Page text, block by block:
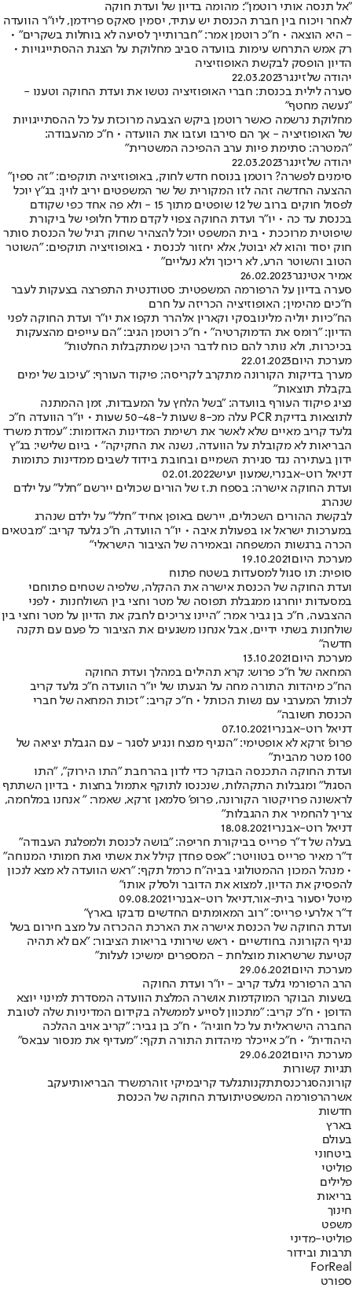
"אל תנסה אותי רוטמן": מהומה בדיון של ועדת חוקה
לאחר ויכוח בין חברת הכנסת יש עתיד, יסמין סאקס פרידמן, ליו"ר הוועדה
- היא הוצאה • ח"כ רוטמן אמר: "חברותייך לסיעה לא בוחלות בשקרים" •
רק אמש התרחש עימות בוועדה סביב מחלוקת על הצגת ההסתייגויות •
הדיון הופסק לבקשת האופוזיציה
יהודה שלזינגר22.03.2023
סערה לילית בכנסת: חברי האופוזיציה נטשו את ועדת החוקה וטענו -
"נעשה מחטף"
מחלוקת נרשמה כאשר רוטמן ביקש הצבעה מרוכזת על כל ההסתייגויות
של האופוזיציה - אך הם סירבו ועזבו את הוועדה • ח"כ מהעבודה:
"המטרה: סתימת פיות ערב ההפיכה המשטרית"
יהודה שלזינגר22.03.2023
סימנים לפשרה? רוטמן בנוסח חדש לחוק, באופוזיציה תוקפים: "זה ספין"
ההצעה החדשה זהה לזו המקורית של שר המשפטים יריב לוין: בג"ץ יוכל
לפסול חוקים ברוב של 12 שופטים מתוך 15 - ולא פה אחד כפי שקודם
בכנסת עד כה • יו"ר ועדת החוקה צפוי לקדם מודל חלופי של ביקורת
שיפוטית מרוככת • בית המשפט יוכל להצהיר שחוק רגיל של הכנסת סותר
חוק יסוד והוא לא יבוטל, אלא יחזור לכנסת • באופוזיציה תוקפים: "השוטר
הטוב והשוטר הרע, לא ריכוך ולא נעליים"
אמיר אטינגר26.02.2023
סערה בדיון על הרפורמה המשפטית: סטודנטית התפרצה בצעקות לעבר
ח"כים מהימין; האופוזיציה הכריזה על חרם
הח"כיות יוליה מלינובסקי וקארין אלהרר תקפו את יו"ר ועדת החוקה לפני
הדיון: "רומס את הדמוקרטיה" • ח"כ רוטמן הגיב: "הם עייפים מהצעקות
בכיכרות, ולא נותר להם כוח לדבר היכן שמתקבלות החלטות"
מערכת היום22.01.2023
מערך בדיקות הקורונה מתקרב לקריסה; פיקוד העורף: "עיכוב של ימים
בקבלת תוצאות"
נציג פיקוד העורף בוועדה: "בשל הלחץ על המעבדות, זמן ההמתנה
לתוצאות בדיקת PCR עלה מכ-8 שעות ל-50-48 שעות • יו"ר הוועדה ח"כ
גלעד קריב מאיים שלא לאשר את רשימת המדינות האדומות: "עמדת משרד
הבריאות לא מקובלת על הוועדה, נשנה את החקיקה" • ביום שלישי: בג"ץ
ידון בעתירה נגד סגירת השמיים ובחובת בידוד לשבים ממדינות כתומות
דניאל רוט-אבנרי,שמעון יעיש02.01.2022
ועדת החוקה אישרה: בספח ת.ז של הורים שכולים יירשם "חלל" על ילדם
שנהרג
לבקשת ההורים השכולים, יירשם באופן אחיד "חלל" על ילדם שנהרג
במערכות ישראל או בפעולת איבה • יו"ר הוועדה, ח"כ גלעד קריב: "מבטאים
הכרה ברגשות המשפחה ובאמירה של הציבור הישראלי"
מערכת היום19.10.2021
סופית: תו סגול למסעדות בשטח פתוח
ועדת החוקה של הכנסת אישרה את ההקלה, שלפיה שטחים פתוחםי
במסעדות יוחרגו ממגבלת תפוסה של מטר וחצי בין השולחנות • לפני
ההצבעה, ח"כ בן גביר אמר: "היינו צריכים לחבק את הדיון על מטר וחצי בין
שולחנות בשתי ידיים, אבל אנחנו משגעים את הציבור כל פעם עם תקנה
חדשה"
מערכת היום13.10.2021
המחאה של ח"כ פרוש: קרא תהילים במהלך ועדת החוקה
הח"כ מיהדות התורה מחה על הגעתו של יו"ר הוועדה ח"כ גלעד קריב
לכותל המערבי עם נשות הכותל • ח"כ קריב: "זכות המחאה של חברי
הכנסת חשובה"
דניאל רוט-אבנרי07.10.2021
פרופ' זרקא לא אופטימי: "הנגיף מנצח ונגיע לסגר - עם הגבלת יציאה של
100 מטר מהבית"
ועדת החוקה התכנסה הבוקר כדי לדון בהרחבת "התו הירוק", "התו
הסגול" ומגבלות התקהלות, שנכנסו לתוקף אתמול בחצות • בדיון השתתף
לראשונה פרויקטור הקורונה, פרופ' סלמאן זרקא, שאמר: " אנחנו במלחמה,
צריך להחמיר את ההגבלות"
דניאל רוט-אבנרי18.08.2021
בעלה של ד"ר פרייס בביקורת חריפה: "בושה לכנסת ולמפלגת העבודה"
ד״ר מאיר פרייס בטוויטר: "אפס פחדן קילל את אשתי ואת חמותי המנוחה"
• מנהל המכון ההמטולוגי בביה"ח כרמל תקף: "ראש הוועדה לא מצא לנכון
להפסיק את הדיון, למצוא את הדובר ולסלק אותו"
מיטל יסעור בית-אור,דניאל רוט-אבנרי09.08.2021
ד"ר אלרעי פרייס: "רוב המאומתים החדשים נדבקו בארץ"
ועדת החוקה של הכנסת אישרה את הארכת ההכרזה על מצב חירום בשל
נגיף הקורונה בחודשיים • ראש שירותי בריאות הציבור: "אם לא תהיה
קטיעת שרשראות מוצלחת - המספרים ימשיכו לעלות"
מערכת היום29.06.2021
הרב הרפורמי גלעד קריב - יו"ר ועדת החוקה
בשעות הבוקר המוקדמות אושרה המלצת הוועדה המסדרת למינוי יוצא
הדופן • ח"כ קריב: "מתכוון לסייע לממשלה בקידום המדיניות שלה לטובת
החברה הישראלית על כל חוגיה" • ח"כ בן גביר: "קריב אויב ההלכה
היהודית" • ח"כ אייכלר מיהדות התורה תקף: "מעדיף את מנסור עבאס"
מערכת היום29.06.2021
תגיות קשורות
קורונהסגרכנסתתקנותגלעד קריבמיקי זוהרמשרד הבריאותיעקב
אשרהרפורמה המשפטיתועדת החוקה של הכנסת
חדשות
בארץ
בעולם
ביטחוני
פוליטי
פלילים
בריאות
חינוך
משפט
פוליטי-מדיני
תרבות ובידור
ForReal
ספורט